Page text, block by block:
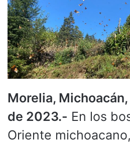
Morelia,
de 2023.- En los
Oriente